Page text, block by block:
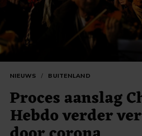
NIEUWS / BUITENLAND
Proces aanslag
Hebdo verder